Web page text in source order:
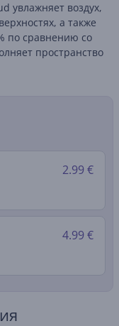
увлажняет воздух,
а также
по сравнению со
пространство
2.99 €
4.99 €